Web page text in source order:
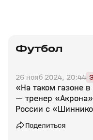
Футбол
26 нояб 2024, 20:44
«На таком газоне
— тренер
России с
Поделиться